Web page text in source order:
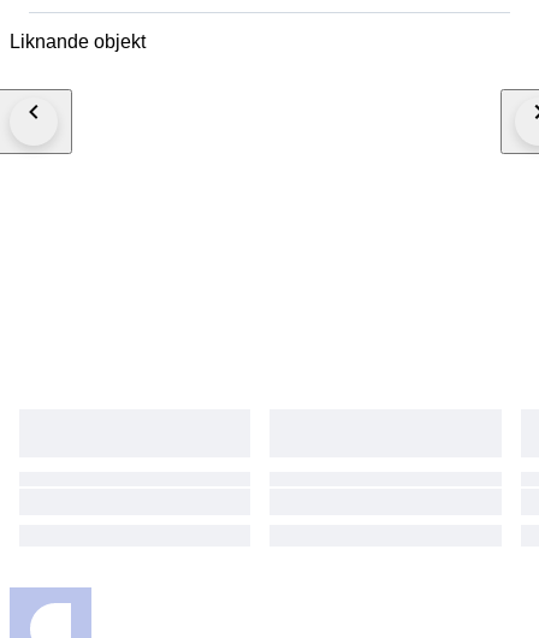
13,5 cm - Longueur des branches 12,5 cm. Inscriptions : Burberry Made in
rayures, non visible sur les photos et ne gênant pas la vision. Les lunettes
Liknande objekt